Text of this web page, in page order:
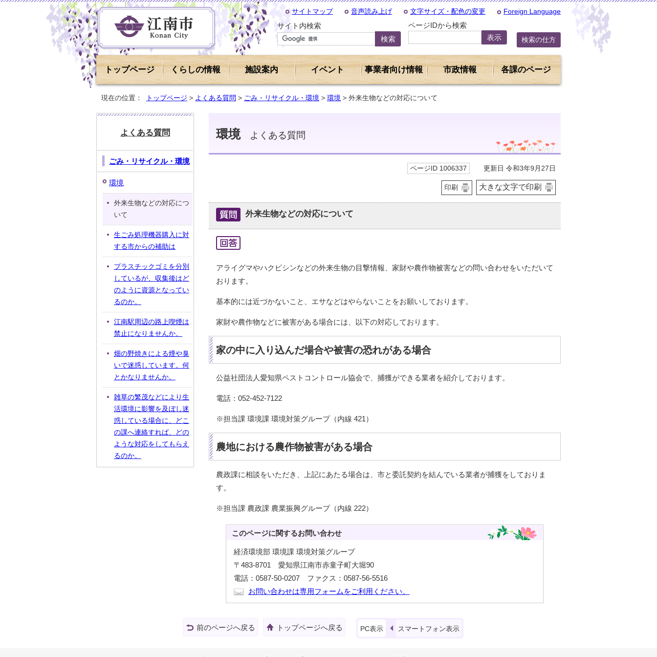
サイトマップ 音声読み上げ 文字サイズ・配色の変更 Foreign Language
サイト内検索 ページIDから検索
検索の仕方
トップページ くらしの情報 施設案内 イベント 事業者向け情報 市政情報 各課のページ
現在の位置： トップページ > よくある質問 > ごみ・リサイクル・環境 > 環境 > 外来生物などの対応について
環境よくある質問
ページID 1006337 更新日 令和3年9月27日
印刷 大きな文字で印刷
外来生物などの対応について
アライグマやハクビシンなどの外来生物の目撃情報、家財や農作物被害などの問い合わせをいただいて
おります。
基本的には近づかないこと、エサなどはやらないことをお願いしております。
家財や農作物などに被害がある場合には、以下の対応しております。
家の中に入り込んだ場合や被害の恐れがある場合
公益社団法人愛知県ペストコントロール協会で、捕獲ができる業者を紹介しております。
電話：052-452-7122
※担当課 環境課 環境対策グループ（内線 421）
農地における農作物被害がある場合
農政課に相談をいただき、上記にあたる場合は、市と委託契約を結んでいる業者が捕獲をしておりま
す。
※担当課 農政課 農業振興グループ（内線 222）
このページに関するお問い合わせ
経済環境部 環境課 環境対策グループ
〒483-8701 愛知県江南市赤童子町大堀90
電話：0587-50-0207 ファクス：0587-56-5516
お問い合わせは専用フォームをご利用ください。
よくある質問
ごみ・リサイクル・環境
環境
外来生物などの対応につ
いて
生ごみ処理機器購入に対
する市からの補助は
プラスチックゴミを分別
しているが、収集後はど
のように資源となってい
るのか。
江南駅周辺の路上喫煙は
禁止になりませんか。
畑の野焼きによる煙や臭
いで迷惑しています。何
とかなりませんか。
雑草の繁茂などにより生
活環境に影響を及ぼし迷
惑している場合に、どこ
の課へ連絡すれば、どの
ような対応をしてもらえ
るのか。
前のページへ戻る トップページへ戻る PC表示 スマートフォン表示